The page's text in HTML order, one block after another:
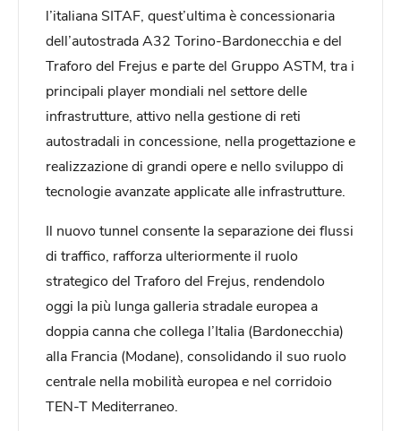
l’italiana SITAF, quest’ultima è concessionaria
dell’autostrada A32 Torino-Bardonecchia e del
Traforo del Frejus e parte del Gruppo ASTM, tra i
principali player mondiali nel settore delle
infrastrutture, attivo nella gestione di reti
autostradali in concessione, nella progettazione e
realizzazione di grandi opere e nello sviluppo di
tecnologie avanzate applicate alle infrastrutture.
Il nuovo tunnel consente la separazione dei flussi
di traffico, rafforza ulteriormente il ruolo
strategico del Traforo del Frejus, rendendolo
oggi la più lunga galleria stradale europea a
doppia canna che collega l’Italia (Bardonecchia)
alla Francia (Modane), consolidando il suo ruolo
centrale nella mobilità europea e nel corridoio
TEN-T Mediterraneo.